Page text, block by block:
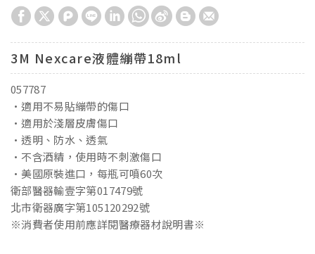
3M Nexcare液體繃帶18ml
057787
•適用不易貼繃帶的傷口
•適用於淺層皮膚傷口
•透明、防水、透氣
•不含酒精，使用時不刺激傷口
•美國原裝進口，每瓶可噴60次
衛部醫器輸壹字第017479號
北市衛器廣字第105120292號
※消費者使用前應詳閱醫療器材說明書※